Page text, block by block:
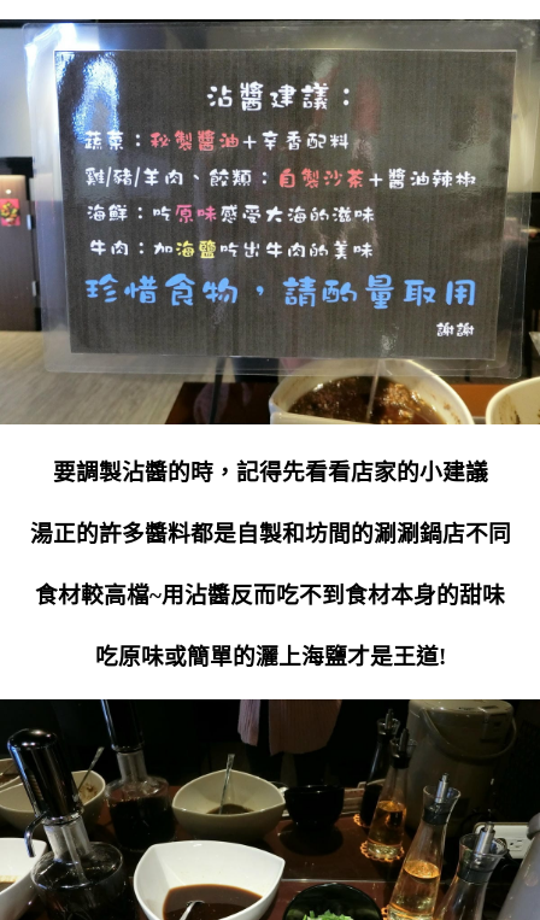
要調製沾醬的時，記得先看看店家的小建議
湯正的許多醬料都是自製和坊間的涮涮鍋店不同
食材較高檔~用沾醬反而吃不到食材本身的甜味
吃原味或簡單的灑上海鹽才是王道!